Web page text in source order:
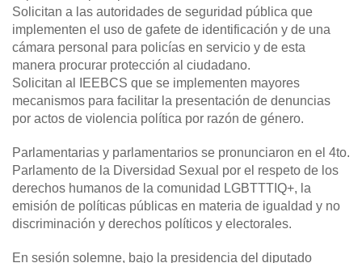
Solicitan a las autoridades de seguridad pública que
implementen el uso de gafete de identificación y de una
cámara personal para policías en servicio y de esta
manera procurar protección al ciudadano.
Solicitan al IEEBCS que se implementen mayores
mecanismos para facilitar la presentación de denuncias
por actos de violencia política por razón de género.
Parlamentarias y parlamentarios se pronunciaron en el 4to.
Parlamento de la Diversidad Sexual por el respeto de los
derechos humanos de la comunidad LGBTTTIQ+, la
emisión de políticas públicas en materia de igualdad y no
discriminación y derechos políticos y electorales.
En sesión solemne, bajo la presidencia del diputado